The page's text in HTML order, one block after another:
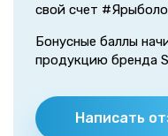
свой счет
Бонусные баллы
продукцию бренда
Написать